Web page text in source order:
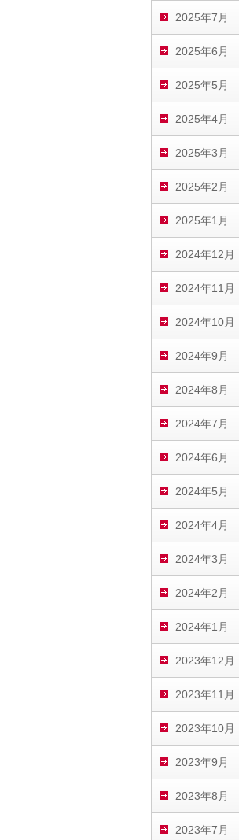
2025年7月
2025年6月
2025年5月
2025年4月
2025年3月
2025年2月
2025年1月
2024年12月
2024年11月
2024年10月
2024年9月
2024年8月
2024年7月
2024年6月
2024年5月
2024年4月
2024年3月
2024年2月
2024年1月
2023年12月
2023年11月
2023年10月
2023年9月
2023年8月
2023年7月